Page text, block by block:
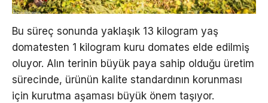
Bu süreç sonunda yaklaşık 13 kilogram yaş
domatesten 1 kilogram kuru domates elde edilmiş
oluyor. Alın terinin büyük paya sahip olduğu üretim
sürecinde, ürünün kalite standardının korunması
için kurutma aşaması büyük önem taşıyor.